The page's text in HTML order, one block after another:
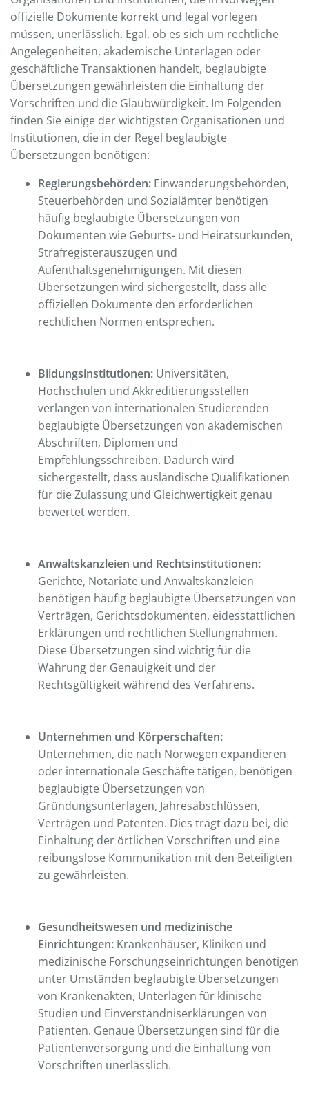
offizielle Dokumente korrekt und legal vorlegen
müssen, unerlässlich. Egal, ob es sich um rechtliche
Angelegenheiten, akademische Unterlagen oder
geschäftliche Transaktionen handelt, beglaubigte
Übersetzungen gewährleisten die Einhaltung der
Vorschriften und die Glaubwürdigkeit. Im Folgenden
finden Sie einige der wichtigsten Organisationen und
Institutionen, die in der Regel beglaubigte
Übersetzungen benötigen:
Regierungsbehörden: Einwanderungsbehörden,
Steuerbehörden und Sozialämter benötigen
häufig beglaubigte Übersetzungen von
Dokumenten wie Geburts- und Heiratsurkunden,
Strafregisterauszügen und
Aufenthaltsgenehmigungen. Mit diesen
Übersetzungen wird sichergestellt, dass alle
offiziellen Dokumente den erforderlichen
rechtlichen Normen entsprechen.
Bildungsinstitutionen: Universitäten,
Hochschulen und Akkreditierungsstellen
verlangen von internationalen Studierenden
beglaubigte Übersetzungen von akademischen
Abschriften, Diplomen und
Empfehlungsschreiben. Dadurch wird
sichergestellt, dass ausländische Qualifikationen
für die Zulassung und Gleichwertigkeit genau
bewertet werden.
Anwaltskanzleien und Rechtsinstitutionen:
Gerichte, Notariate und Anwaltskanzleien
benötigen häufig beglaubigte Übersetzungen von
Verträgen, Gerichtsdokumenten, eidesstattlichen
Erklärungen und rechtlichen Stellungnahmen.
Diese Übersetzungen sind wichtig für die
Wahrung der Genauigkeit und der
Rechtsgültigkeit während des Verfahrens.
Unternehmen und Körperschaften:
Unternehmen, die nach Norwegen expandieren
oder internationale Geschäfte tätigen, benötigen
beglaubigte Übersetzungen von
Gründungsunterlagen, Jahresabschlüssen,
Verträgen und Patenten. Dies trägt dazu bei, die
Einhaltung der örtlichen Vorschriften und eine
reibungslose Kommunikation mit den Beteiligten
zu gewährleisten.
Gesundheitswesen und medizinische
Einrichtungen: Krankenhäuser, Kliniken und
medizinische Forschungseinrichtungen benötigen
unter Umständen beglaubigte Übersetzungen
von Krankenakten, Unterlagen für klinische
Studien und Einverständniserklärungen von
Patienten. Genaue Übersetzungen sind für die
Patientenversorgung und die Einhaltung von
Vorschriften unerlässlich.